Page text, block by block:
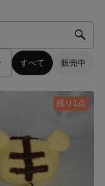
すべて 販売中
残り1点